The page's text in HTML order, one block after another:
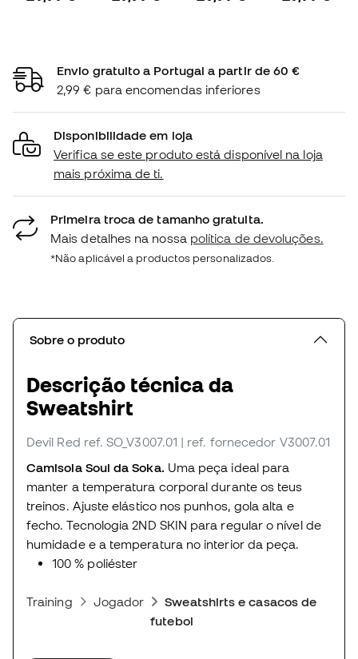
Envio gratuito a Portugal a partir de 60 €
2,99 € para encomendas inferiores
Disponibilidade em loja
Verifica se este produto está disponível na loja
mais próxima de ti.
Primeira troca de tamanho gratuita.
Mais detalhes na nossa política de devoluções.
*Não aplicável a productos personalizados.
Sobre o produto
Descrição técnica da
Sweatshirt
Devil Red ref. SO_V3007.01 | ref. fornecedor V3007.01
Camisola Soul da Soka. Uma peça ideal para
manter a temperatura corporal durante os teus
treinos. Ajuste elástico nos punhos, gola alta e
fecho. Tecnologia 2ND SKIN para regular o nível de
humidade e a temperatura no interior da peça.
100 % poliéster
Training Jogador
Sweatshirts e casacos de treino
futebol